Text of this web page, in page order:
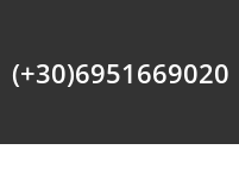
(+30)6951669020